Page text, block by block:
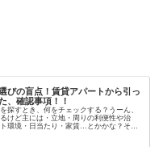
びの盲点！賃貸アパートから引っ
、確認事項！！
探すとき、何をチェックする？うーん、
けど主には・立地・周りの利便性や治
環境・日当たり・家賃…とかかな？そう